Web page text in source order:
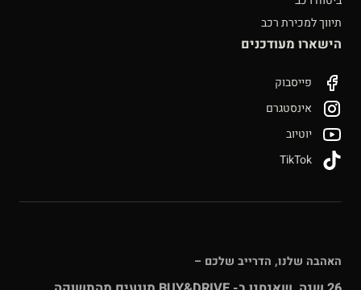
תיווך למכירת רכב
הישארו מעודכנים
פייסבוק
אינסטגרם
יוטיוב
האהבה שלנו, הדרייב שלכם –